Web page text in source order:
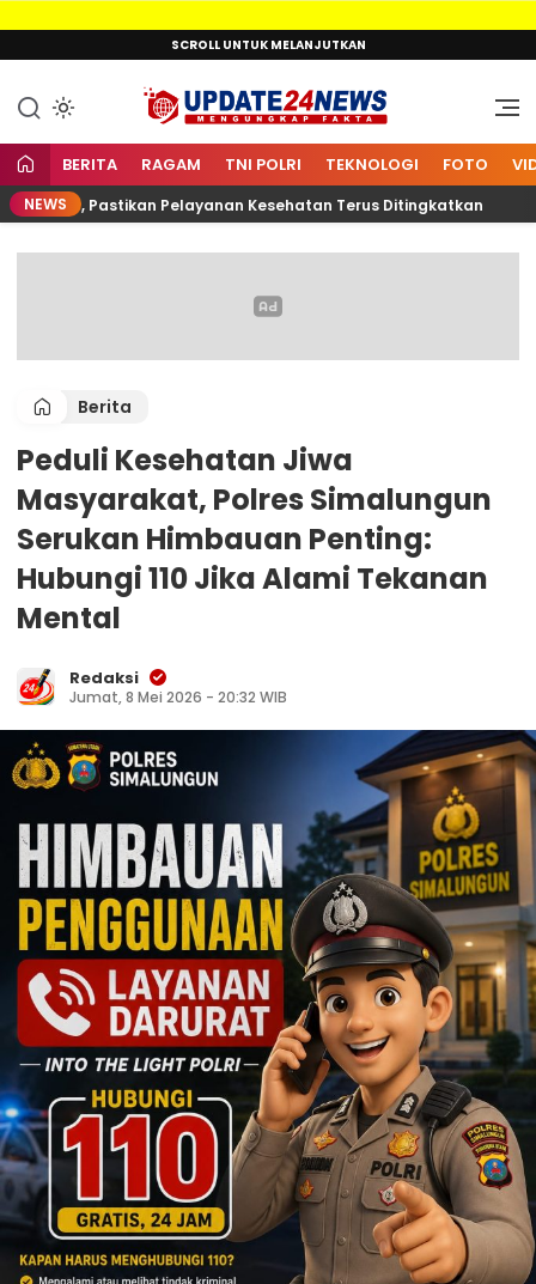
ke
SCROLL UNTUK MELANJUTKAN
Update24News.id
Mengungkap Fakta
BERITA RAGAM TNI POLRI TEKNOLOGI FOTO
NEWSPastikan Pelayanan Kesehatan Terus Ditingkatkan
Berita
Peduli Kesehatan Jiwa
Masyarakat, Polres Simalungun
Serukan Himbauan Penting:
Hubungi 110 Jika Alami Tekanan
Mental
Redaksi
Jumat, 8 Mei 2026 - 20:32 WIB